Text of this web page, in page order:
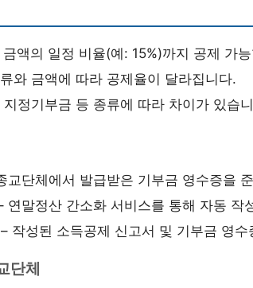
금액의 일정 비율(예: 15%)까지 공제 가
와 금액에 따라 공제율이 달라집니다.
지정기부금 등 종류에 따라 차이가 있습
교단체에서 발급받은 기부금 영수증을
연말정산 간소화 서비스를 통해 자동 작
작성된 소득공제 신고서 및 기부금 영수
단체